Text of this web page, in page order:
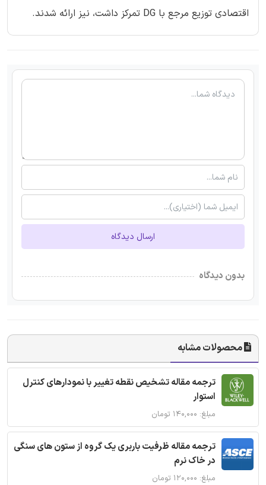
اقتصادی توزیع مرجع با DG تمرکز داشت، نیز ارائه شدند.
ارسال دیدگاه
بدون دیدگاه
محصولات مشابه
ترجمه مقاله تشخیص نقطه تغییر با نمودارهای کنترل
استوار
مبلغ: ۱۴۰,۰۰۰ تومان
ترجمه مقاله ظرفیت باربری یک گروه از ستون های سنگی
در خاک نرم
مبلغ: ۱۲۰,۰۰۰ تومان